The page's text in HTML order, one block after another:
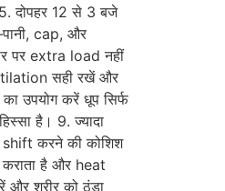
दोपहर 12 से 3 बजे
cap, और
पर extra load नहीं
सही रखें और
उपयोग करें धूप सिर्फ
है। 9. ज्यादा
shift करने की कोशिश
है और heat
शरीर को ठंडा